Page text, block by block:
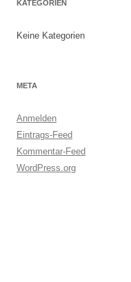
KATEGORIEN
Keine Kategorien
META
Anmelden
Eintrags-Feed
Kommentar-Feed
WordPress.org